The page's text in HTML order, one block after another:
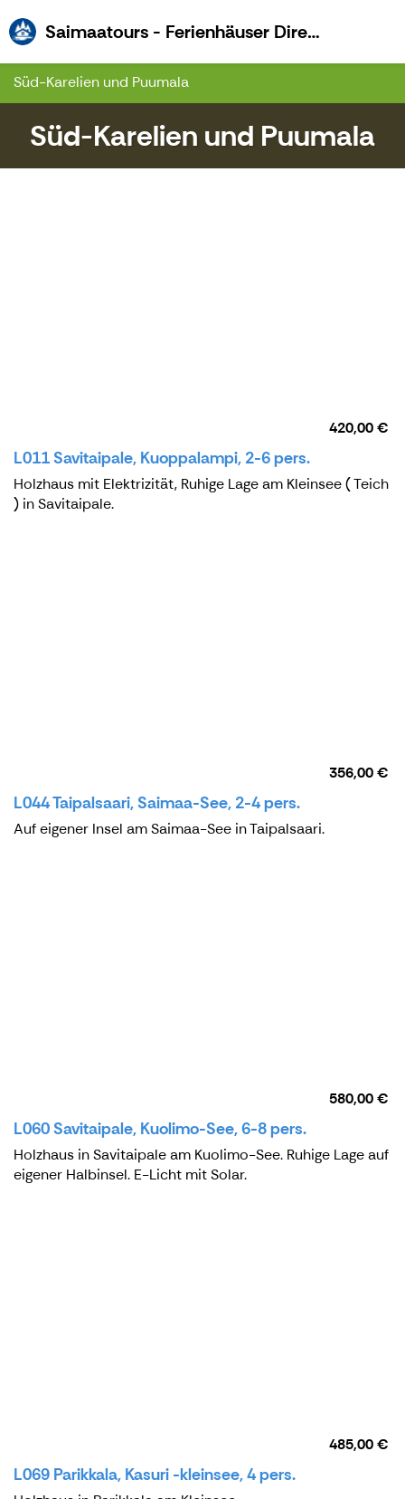
Saimaatours - Ferienhäuser Direkt Am See
Süd-Karelien und Puumala
Süd-Karelien und Puumala
420,00 €
L011 Savitaipale, Kuoppalampi, 2-6 pers.
Holzhaus mit Elektrizität, Ruhige Lage am Kleinsee ( Teich
) in Savitaipale.
356,00 €
L044 Taipalsaari, Saimaa-See, 2-4 pers.
Auf eigener Insel am Saimaa-See in Taipalsaari.
580,00 €
L060 Savitaipale, Kuolimo-See, 6-8 pers.
Holzhaus in Savitaipale am Kuolimo-See. Ruhige Lage auf
eigener Halbinsel. E-Licht mit Solar.
485,00 €
L069 Parikkala, Kasuri -kleinsee, 4 pers.